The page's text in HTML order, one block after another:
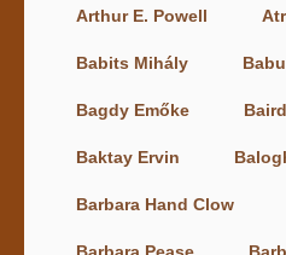
Arthur E. Powell
Babits Mihály
Bagdy Emőke
Baktay Ervin
Barbara Hand Clow
Barbara Pease